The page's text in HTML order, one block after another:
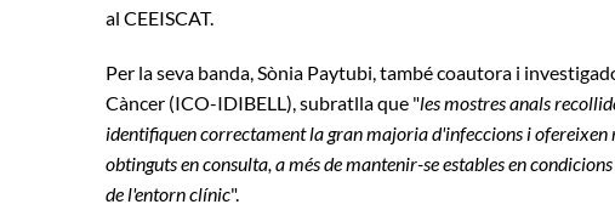
al CEEISCAT.
Per la seva banda, Sònia Paytubi, també coautora i
Càncer (ICO-IDIBELL), subratlla que "les mostres anals
identifiquen correctament la gran majoria d'infeccions i
obtinguts en consulta, a més de mantenir-se estables en
de l'entorn clínic".